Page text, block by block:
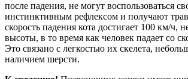
после падения, не могут воспользоваться
инстинктивным рефлексом и получают
скорость падения кота достигает 100 км/ч,
высоты, в то время как человек падает со
Это связано с легкостью их скелета,
наличием шерсти.